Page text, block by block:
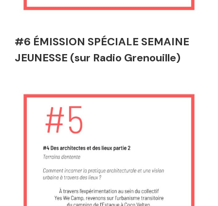
#6 ÉMISSION SPÉCIALE SEMAINE
JEUNESSE (sur Radio Grenouille)